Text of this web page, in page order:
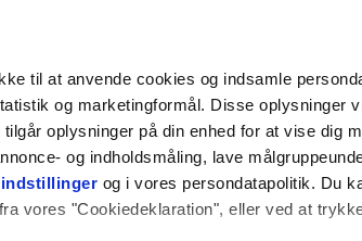
til at anvende cookies og indsamle
og marketingformål. Disse oplysninger
oplysninger på din enhed for at vise dig
og indholdsmåling, lave
indstillinger og i vores persondatapolitik. Du
vores "Cookiedeklaration", eller ved at